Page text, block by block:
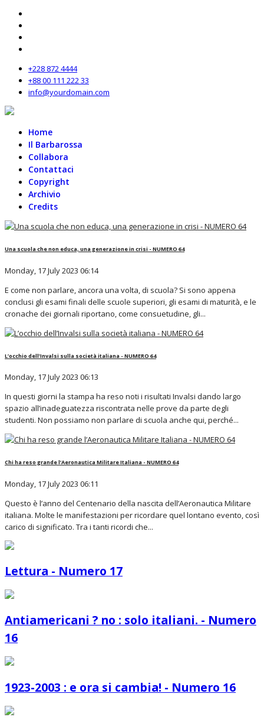
+228 872 4444
+88 00 111 222 33
info@yourdomain.com
Home
Il Barbarossa
Collabora
Contattaci
Copyright
Archivio
Credits
Una scuola che non educa, una generazione in crisi - NUMERO 64
Monday, 17 July 2023 06:14
E come non parlare, ancora una volta, di scuola? Si sono appena
conclusi gli esami finali delle scuole superiori, gli esami di maturità, e le
cronache dei giornali riportano, come consuetudine, gli...
L’occhio dell’Invalsi sulla società italiana - NUMERO 64
Monday, 17 July 2023 06:13
In questi giorni la stampa ha reso noti i risultati Invalsi dando largo
spazio all’inadeguatezza riscontrata nelle prove da parte degli
studenti. Non possiamo non parlare di scuola anche qui, perché...
Chi ha reso grande l’Aeronautica Militare Italiana - NUMERO 64
Monday, 17 July 2023 06:11
Questo è l’anno del Centenario della nascita dell’Aeronautica Militare
italiana. Molte le manifestazioni per ricordare quel lontano evento, così
carico di significato. Tra i tanti ricordi che...
Lettura - Numero 17
Antiamericani ? no : solo italiani. - Numero
16
1923-2003 : e ora si cambia! - Numero 16